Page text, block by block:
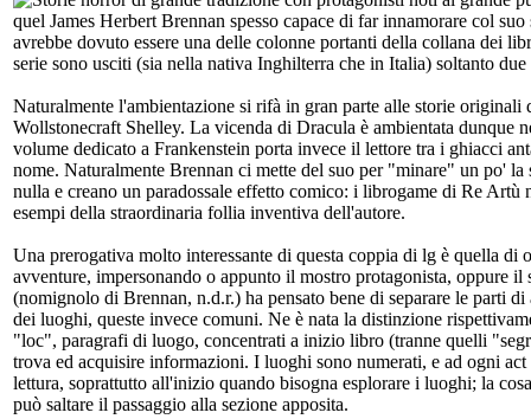
quel James Herbert Brennan spesso capace di far innamorare col
avrebbe dovuto essere una delle colonne portanti della collana dei
serie sono usciti (sia nella nativa Inghilterra che in Italia) soltanto
Naturalmente l'ambientazione si rifà in gran parte alle storie
Wollstonecraft Shelley. La vicenda di Dracula è ambientata dunque
volume dedicato a Frankenstein porta invece il lettore tra i ghiacci
nome. Naturalmente Brennan ci mette del suo per "minare" un po'
nulla e creano un paradossale effetto comico: i librogame di Re
esempi della straordinaria follia inventiva dell'autore.
Una prerogativa molto interessante di questa coppia di lg è quella di
avventure, impersonando o appunto il mostro protagonista, oppure
(nomignolo di Brennan, n.d.r.) ha pensato bene di separare le parti
dei luoghi, queste invece comuni. Ne è nata la distinzione
"loc", paragrafi di luogo, concentrati a inizio libro (tranne quelli
trova ed acquisire informazioni. I luoghi sono numerati, e ad ogni
lettura, soprattutto all'inizio quando bisogna esplorare i luoghi; la
può saltare il passaggio alla sezione apposita.